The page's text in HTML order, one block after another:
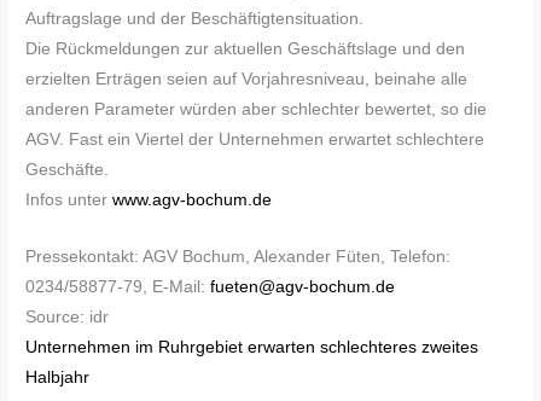
Auftragslage und der Beschäftigtensituation.
Die Rückmeldungen zur aktuellen Geschäftslage und den
erzielten Erträgen seien auf Vorjahresniveau, beinahe alle
anderen Parameter würden aber schlechter bewertet, so die
AGV. Fast ein Viertel der Unternehmen erwartet schlechtere
Geschäfte.
Infos unterwww.agv-bochum.de
Pressekontakt: AGV Bochum, Alexander Füten, Telefon:
0234/58877-79, E-Mail:fueten@agv-bochum.de
Source: idr
Unternehmen im Ruhrgebiet erwarten schlechteres zweites
Halbjahr